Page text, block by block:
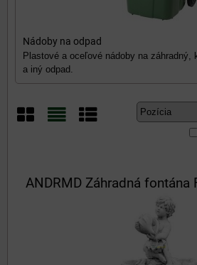
Nádoby na odpad
Plastové a oceľové nádoby na záhradný,
a iný odpad.
ANDRMD Záhradná fontána